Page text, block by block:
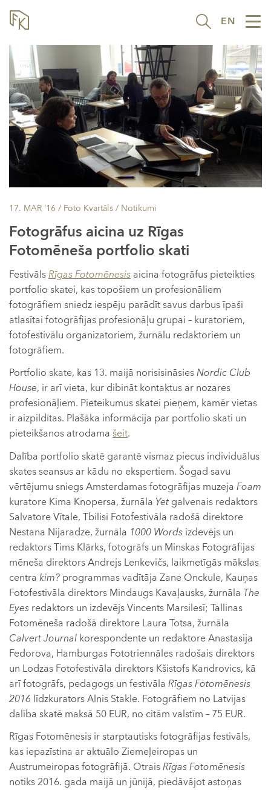
EN
17. MAR ’16 / Foto Kvartāls / Notikumi
Fotogrāfus aicina uz Rīgas
Fotomēneša portfolio skati
FestivālsRīgas Fotomēnesis aicina fotogrāfus pieteikties
portfolio skatei, kas topošiem un profesionāliem
fotogrāfiem sniedz iespēju parādīt savus darbus īpaši
atlasītai fotogrāfijas profesionāļu grupai – kuratoriem,
fotofestivālu organizatoriem, žurnālu redaktoriem un
fotogrāfiem.
Portfolio skate, kas 13. maijā norisisināsiesNordic Club
House, ir arī vieta, kur dibināt kontaktus ar nozares
profesionāļiem. Pieteikumus skatei pieņem, kamēr vietas
ir aizpildītas. Plašāka informācija par portfolio skati un
pieteikšanos atrodama šeit.
Dalība portfolio skatē garantē vismaz piecus individuālus
skates seansus ar kādu no ekspertiem. Šogad savu
vērtējumu sniegs Amsterdamas fotogrāfijas muzeja Foam
kuratore Kima Knopersa, žurnāla Yet galvenais redaktors
Salvatore Vītale, Tbilisi Fotofestivāla radošā direktore
Nestana Nijaradze, žurnāla 1000 Words izdevējs un
redaktors Tims Klārks, fotogrāfs un Minskas Fotogrāfijas
mēneša direktors Andrejs Lenkevičs, laikmetīgās mākslas
centra kim? programmas vadītāja Zane Onckule, Kauņas
Fotofestivāla direktors Mindaugs Kavaļausks, žurnāla The
Eyes redaktors un izdevējs Vincents Marsilesī; Tallinas
Fotomēneša radošā direktore Laura Totsa, žurnāla
Calvert Journal korespondente un redaktore Anastasija
Fedorova, Hamburgas Fototriennāles radošais direktors
un Lodzas Fotofestivāla direktors Kšistofs Kandrovics, kā
arī fotogrāfs, pedagogs un festivāla Rīgas Fotomēnesis
2016 līdzkurators Alnis Stakle. Fotogrāfiem no Latvijas
dalība skatē maksā 50 EUR, no citām valstīm – 75 EUR.
Rīgas Fotomēnesis ir starptautisks fotogrāfijas festivāls,
kas iepazīstina ar aktuālo Ziemeļeiropas un
Austrumeiropas fotogrāfijā. OtraisRīgas Fotomēnesis
notiks 2016. gada maijā un jūnijā, piedāvājot astoņas